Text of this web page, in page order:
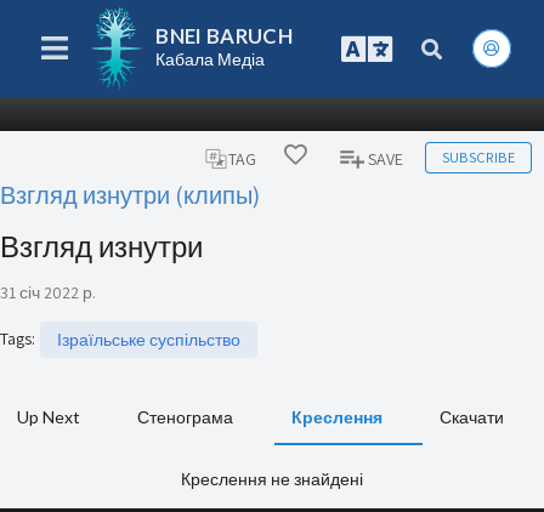
BNEI BARUCH
Кабала Медіа
TAG SAVE SUBSCRIBE
Взгляд изнутри (клипы)
Взгляд изнутри
31 січ 2022 р.
Tags: Ізраїльське суспільство
Up Next Стенограма Креслення Скачати
Креслення не знайдені